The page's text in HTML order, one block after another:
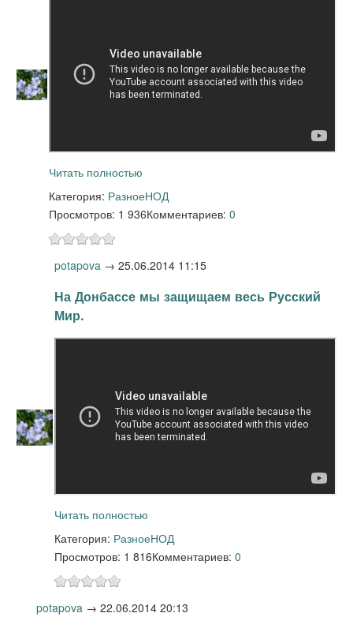
Читать полностью
Категория: РазноеНОД
Просмотров: 1 936Комментариев: 0
potapova → 25.06.2014 11:15
На Донбассе мы защищаем весь Русский
Мир.
Читать полностью
Категория: РазноеНОД
Просмотров: 1 816Комментариев: 0
potapova → 22.06.2014 20:13